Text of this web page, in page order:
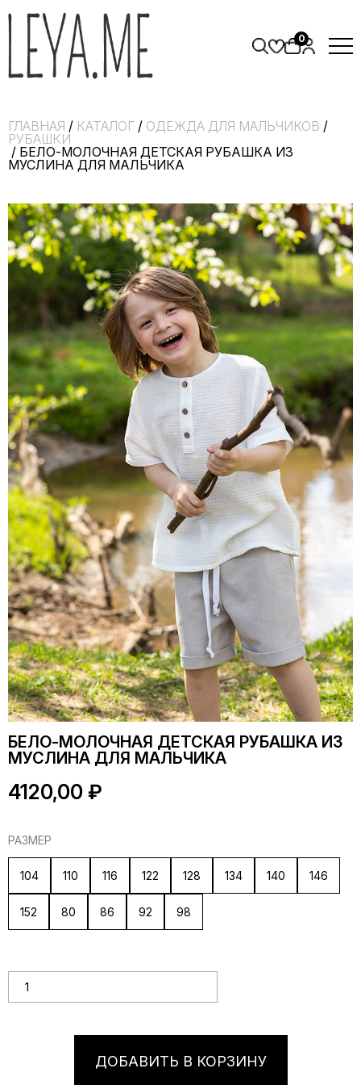
0
ГЛАВНАЯ / КАТАЛОГ / ОДЕЖДА ДЛЯ МАЛЬЧИКОВ /
РУБАШКИ
/ БЕЛО-МОЛОЧНАЯ ДЕТСКАЯ РУБАШКА ИЗ
МУСЛИНА ДЛЯ МАЛЬЧИКА
БЕЛО-МОЛОЧНАЯ ДЕТСКАЯ РУБАШКА ИЗ
МУСЛИНА ДЛЯ МАЛЬЧИКА
4120,00 ₽
РАЗМЕР
104 110 116 122 128 134 140 146
152 80 86 92 98
ДОБАВИТЬ В КОРЗИНУ